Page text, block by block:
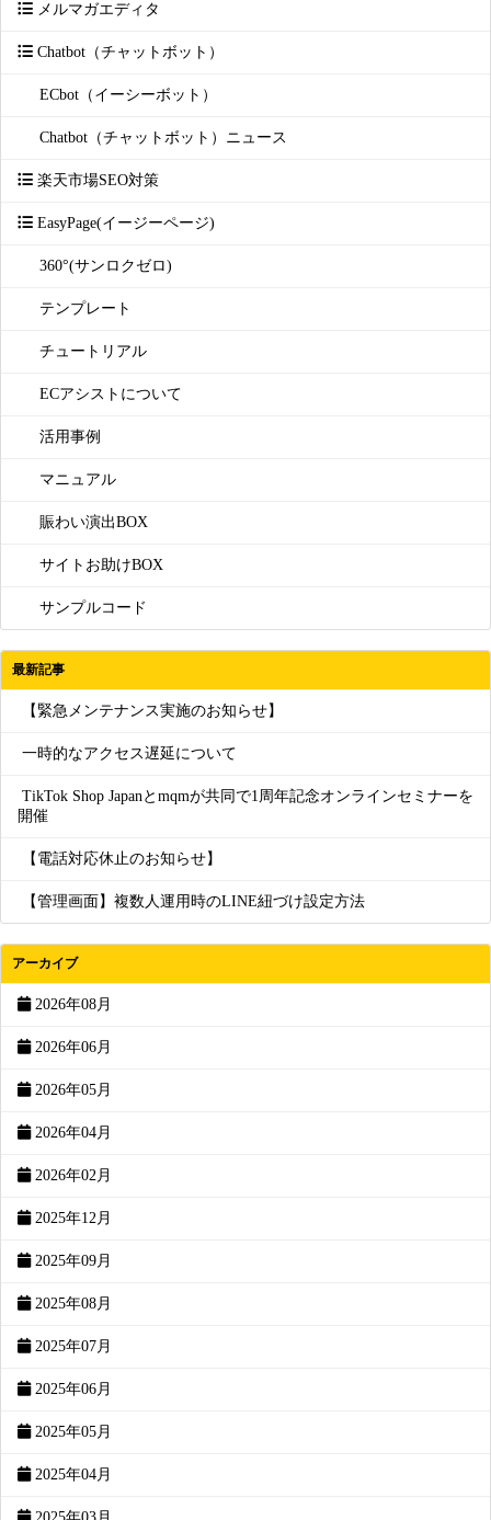
メルマガエディタ
Chatbot（チャットボット）
ECbot（イーシーボット）
Chatbot（チャットボット）ニュース
楽天市場SEO対策
EasyPage(イージーページ)
360°(サンロクゼロ)
テンプレート
チュートリアル
ECアシストについて
活用事例
マニュアル
賑わい演出BOX
サイトお助けBOX
サンプルコード
最新記事
【緊急メンテナンス実施のお知らせ】
一時的なアクセス遅延について
TikTok Shop Japanとmqmが共同で1周年記念オンラインセミナーを
開催
【電話対応休止のお知らせ】
【管理画面】複数人運用時のLINE紐づけ設定方法
アーカイブ
2026年08月
2026年06月
2026年05月
2026年04月
2026年02月
2025年12月
2025年09月
2025年08月
2025年07月
2025年06月
2025年05月
2025年04月